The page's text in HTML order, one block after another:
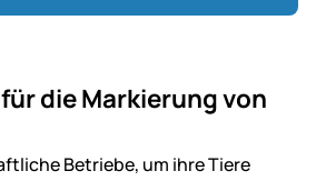
die Markierung von
Betriebe, um ihre Tiere